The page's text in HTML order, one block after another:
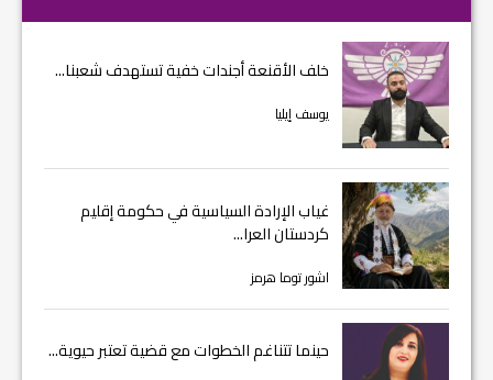
خلف الأقنعة أجندات خفية تستهدف شعبنا...
يوسف إيليا
غياب الإرادة السياسية في حكومة إقليم
كردستان العرا...
اشور توما هرمز
حينما تتناغم الخطوات مع قضية تعتبر حيوية...